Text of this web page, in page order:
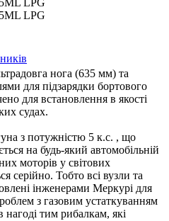
нога (635 мм) та
для підзарядки бортового
для встановлення в якості
судах.
з потужністю 5 к.с. , що
на будь-який автомобільній
моторів у світових
серійно. Тобто всі вузли та
інженерами Меркурі для
з газовим устаткуванням
тим рибалкам, які